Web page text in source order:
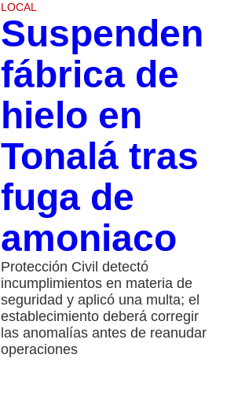
LOCAL
Suspenden
fábrica de
hielo en
Tonalá tras
fuga de
amoniaco
Protección Civil detectó
incumplimientos en materia de
seguridad y aplicó una multa; el
establecimiento deberá corregir
las anomalías antes de reanudar
operaciones